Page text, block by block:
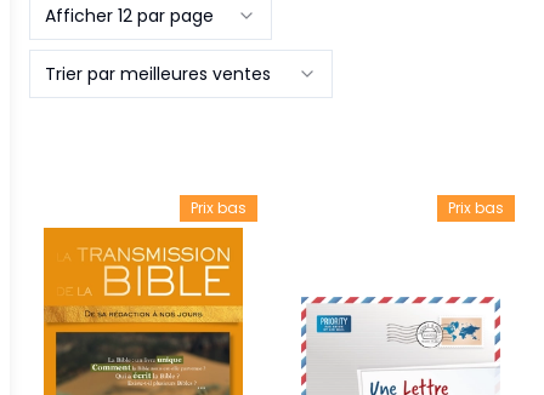
Afficher 12 par page
Trier par meilleures ventes
Prix bas Prix bas